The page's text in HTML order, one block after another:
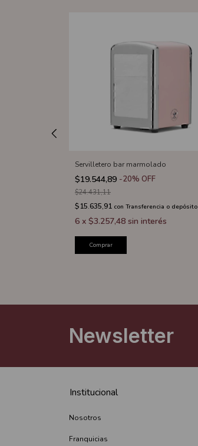
Servilletero bar marmolado
$19.544,89 -20% OFF
$24.431,11
$15.635,91 con Transferencia o depósito
6 x $3.257,48 sin interés
Comprar
Newsletter
Institucional
Nosotros
Franquicias